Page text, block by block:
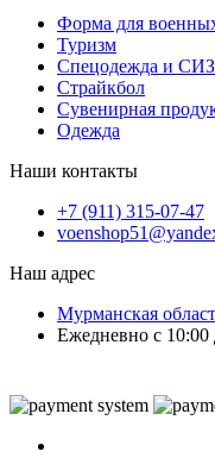
Форма для
Туризм
Спецодежда и СИЗ
Страйкбол
Сувенирная
Одежда
Наши контакты
+7 (911) 315-07-47
Наш адрес
Мурманская
Ежедневно с 10:00